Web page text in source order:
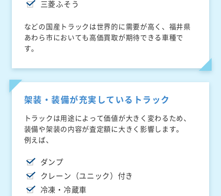
三菱ふそう
などの国産トラックは世界的に需要が高く、福井県
あわら市においても高価買取が期待できる車種で
す。
架装・装備が充実しているトラック
トラックは用途によって価値が大きく変わるため、
装備や架装の内容が査定額に大きく影響します。
例えば、
ダンプ
クレーン（ユニック）付き
冷凍・冷蔵車